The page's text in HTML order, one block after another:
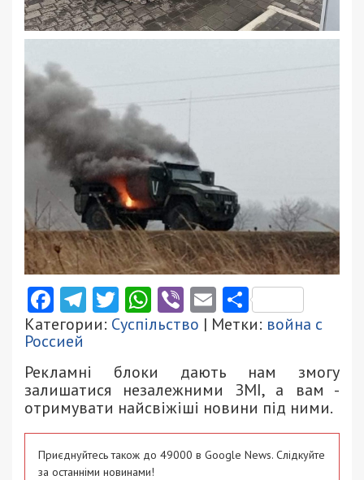
Facebook
Telegram
Twitter
WhatsApp
ViberEmail
Категории: Суспільство | Метки: война с
Россией
Рекламні блоки дають нам змогу
залишатися незалежними ЗМІ, а вам -
отримувати найсвіжіші новини під ними.
Приєднуйтесь також до 49000 в Google News. Слідкуйте
за останніми новинами!